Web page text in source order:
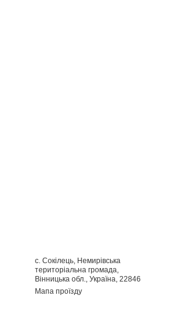
с. Сокілець, Немирівська
територіальна громада,
Вінницька обл., Україна, 22846
Мапа проїзду